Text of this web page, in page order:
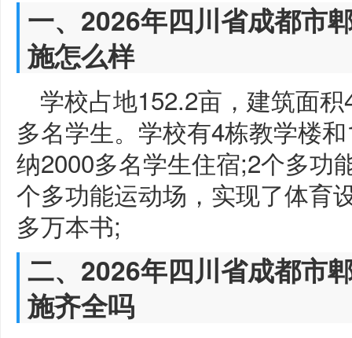
一、2026年四川省成都市
施怎么样
学校占地152.2亩，建筑面
多名学生。学校有4栋教学楼
纳2000多名学生住宿;2个多功
个多功能运动场，实现了体育
多万本书;
二、2026年四川省成都市
施齐全吗